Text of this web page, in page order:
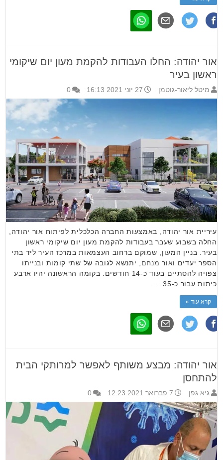
אור יהודה: החלו העבודות להקמת מעון יום שיקומי
ראשון בעיר
מיטל ליאור-גוטמן 27 יוני 2021 16:13 0
עיריית אור יהודה, באמצעות החברה הכלכלית לפיתוח אור יהודה,
החלה בשבוע שעבר בעבודות להקמת מעון יום שיקומי ראשון
בעיר. בניין המעון, שמוקם ברחוב העצמאות במרכז העיר ליד בתי
הספר יעדים ואור מנחם, יתנשא לגובה של שתי קומות ובנייתו
צפויה להסתיים בעוד כ-14 חודשים. בקומה הראשונה יהיו ארבע
כיתות עבור כ-35 …
קרא עוד »
אור יהודה: מבצע משותף לאפשר למרותקי הבית
להתחסן
גיא גפן 7 פברואר 2021 12:23 0